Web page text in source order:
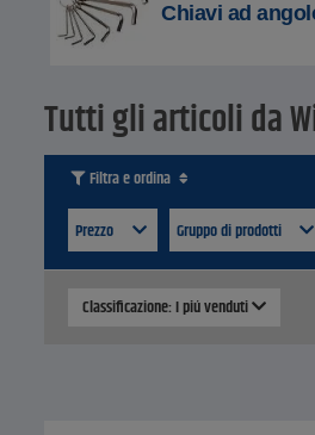
Chiavi ad
Tutti gli articoli da
Filtra e ordina
Prezzo
Gruppo di prodotti
Classificazione: I piú venduti